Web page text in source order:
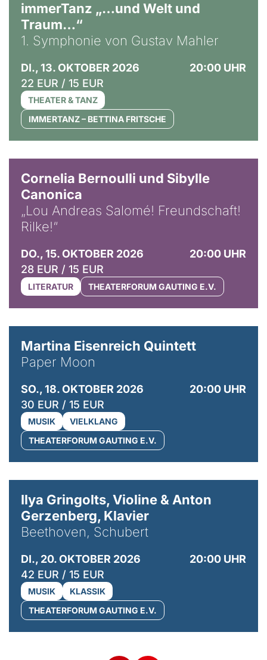
immerTanz „…und Welt und
Traum…“
1. Symphonie von Gustav Mahler
DI., 13. OKTOBER 2026
20:00 UHR
22 EUR / 15 EUR
THEATER & TANZ
IMMERTANZ – BETTINA FRITSCHE
Cornelia Bernoulli und Sibylle
Canonica
„Lou Andreas Salomé! Freundschaft!
Rilke!“
DO., 15. OKTOBER 2026
20:00 UHR
28 EUR / 15 EUR
LITERATUR THEATERFORUM GAUTING E.V.
Martina Eisenreich Quintett
Paper Moon
SO., 18. OKTOBER 2026
20:00 UHR
30 EUR / 15 EUR
MUSIK
VIELKLANG
THEATERFORUM GAUTING E.V.
Ilya Gringolts, Violine & Anton
Gerzenberg, Klavier
Beethoven, Schubert
DI., 20. OKTOBER 2026
20:00 UHR
42 EUR / 15 EUR
MUSIK
KLASSIK
THEATERFORUM GAUTING E.V.